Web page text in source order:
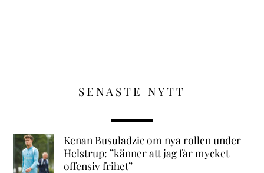
SENASTE NYTT
Kenan Busuladzic om nya rollen under
Helstrup: ”känner att jag får mycket
offensiv frihet”